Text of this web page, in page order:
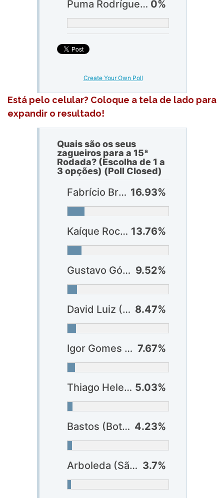
Puma Rodríguez (Vasco) ? 0%
Create Your Own Poll
Está pelo celular? Coloque a tela de lado para
expandir o resultado!
Quais são os seus
zagueiros para a 15ª
Rodada? (Escolha de 1 a
3 opções) (Poll Closed)
Fabrício Bruno (Flamengo) 16.93%
Kaíque Rocha (Athlético-PR) 13.76%
Gustavo Gómez (Palmeiras) 9.52%
David Luiz (Flamengo) 8.47%
Igor Gomes (Internacional) 7.67%
Thiago Heleno (Athlético-PR) 5.03%
Bastos (Botafogo) 4.23%
Arboleda (São Paulo) 3.7%